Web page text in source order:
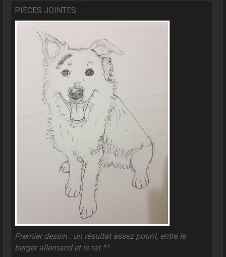
PIÈCES JOINTES
Premier dessin : un résultat assez pourri, entre le
berger allemand et le rat ^^